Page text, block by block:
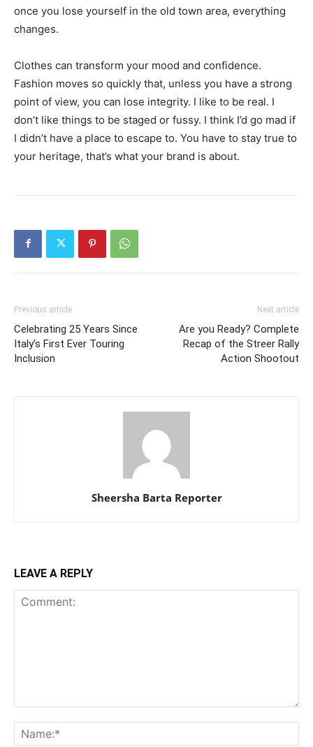
once you lose yourself in the old town area, everything
changes.
Clothes can transform your mood and confidence.
Fashion moves so quickly that, unless you have a strong
point of view, you can lose integrity. I like to be real. I
don’t like things to be staged or fussy. I think I’d go mad if
I didn’t have a place to escape to. You have to stay true to
your heritage, that’s what your brand is about.
Previous article
Celebrating 25 Years Since
Italy’s First Ever Touring
Inclusion
Next article
Are you Ready? Complete
Recap of the Streer Rally
Action Shootout
Sheersha Barta Reporter
LEAVE A REPLY